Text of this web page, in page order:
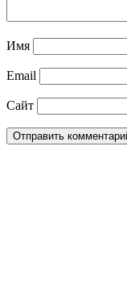
Имя
Email
Сайт